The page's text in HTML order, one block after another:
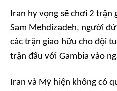
Iran hy vọng sẽ chơi 2
Sam Mehdizadeh, người
các trận giao hữu cho đội
trận đấu với Gambia vào
Iran và Mỹ hiện không có